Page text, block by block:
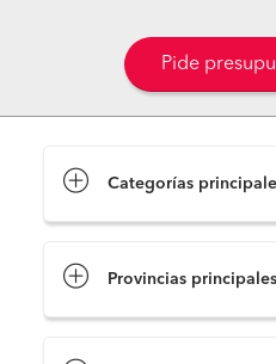
Pide
Categorías
Provincias principales